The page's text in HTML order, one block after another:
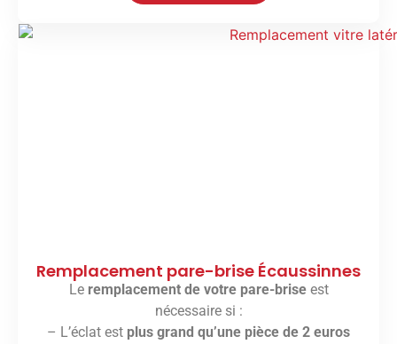
Remplacement pare-brise Écaussinnes
Le remplacement de votre pare-briseest
nécessaire si :
– L’éclat est plus grand qu’une pièce de 2 euros